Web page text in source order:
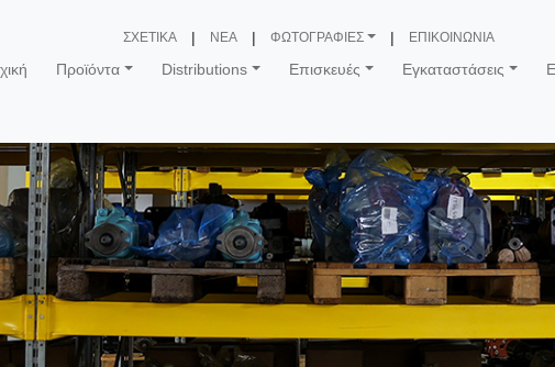
Προϊόντα Distributions Επισκευές Εγκαταστάσεις
ΣΧΕΤΙΚΑ ΝΕΑ ΦΩΤΟΓΡΑΦΙΕΣ ΕΠΙΚΟΙΝΩΝΙΑ